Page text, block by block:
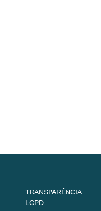
TRANSPARÊNCIA
LGPD